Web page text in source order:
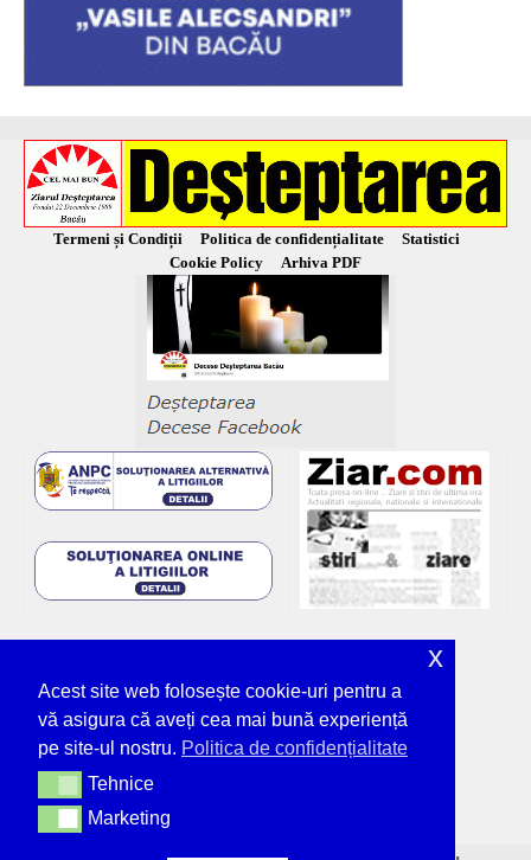
Termeni și Condiții Politica de confidențialitate
Statistici
Cookie Policy
Arhiva PDF
Acest site web folosește cookie-uri pentru a
vă asigura că aveți cea mai bună experiență
pe site-ul nostru. Politica de confidențialitate
TehniceTehnice
MarketingMarketing
x